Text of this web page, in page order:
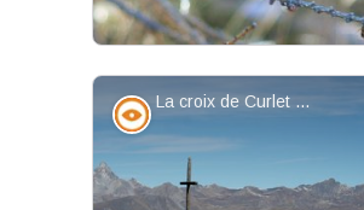
Voir l'image en
mésange les couve
la « belle » saison afin de
La croix de Curlet - Benjamin Musella - PNR Queyras
Point de vue - sommet